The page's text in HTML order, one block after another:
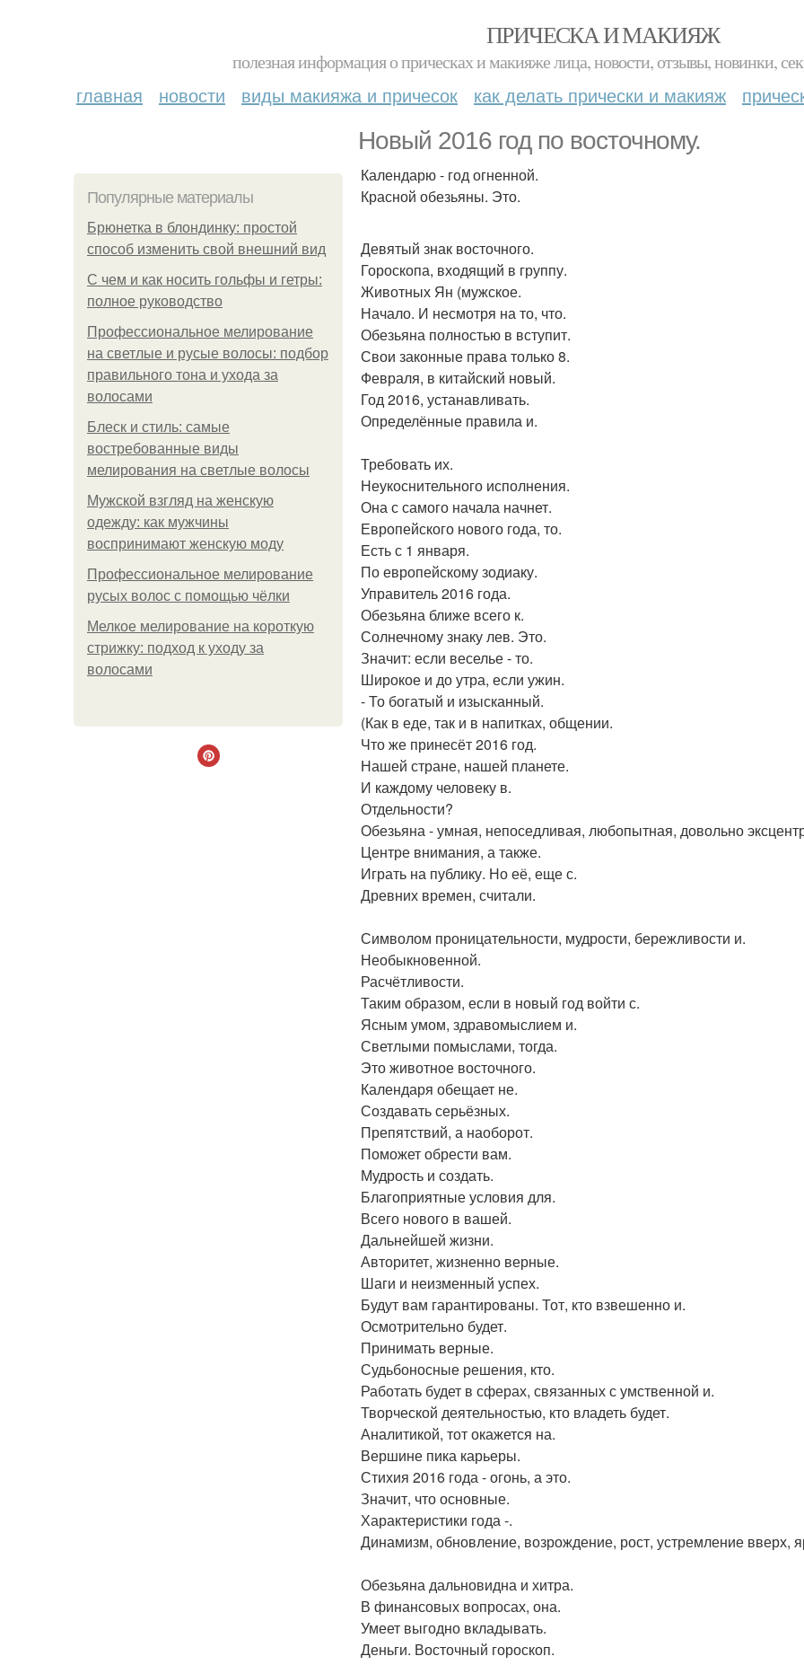
ПРИЧЕСКА И МАКИЯЖ
полезная информация о прическах и макияже лица, новости, отзывы, новинки,
главная новости виды макияжа и причесок как делать прически и макияж
Новый 2016 год по восточному.
Популярные материалы
Брюнетка в блондинку: простой
способ изменить свой внешний вид
С чем и как носить гольфы и гетры:
полное руководство
Профессиональное мелирование
на светлые и русые волосы: подбор
правильного тона и ухода за
волосами
Блеск и стиль: самые
востребованные виды
мелирования на светлые волосы
Мужской взгляд на женскую
одежду: как мужчины
воспринимают женскую моду
Профессиональное мелирование
русых волос с помощью чёлки
Мелкое мелирование на короткую
стрижку: подход к уходу за
волосами
Календарю - год огненной.
Красной обезьяны. Это.
Девятый знак восточного.
Гороскопа, входящий в группу.
Животных Ян (мужское.
Начало. И несмотря на то, что.
Обезьяна полностью в вступит.
Свои законные права только 8.
Февраля, в китайский новый.
Год 2016, устанавливать.
Определённые правила и.
Требовать их.
Неукоснительного исполнения.
Она с самого начала начнет.
Европейского нового года, то.
Есть с 1 января.
По европейскому зодиаку.
Управитель 2016 года.
Обезьяна ближе всего к.
Солнечному знаку лев. Это.
Значит: если веселье - то.
Широкое и до утра, если ужин.
- То богатый и изысканный.
(Как в еде, так и в напитках, общении.
Что же принесёт 2016 год.
Нашей стране, нашей планете.
И каждому человеку в.
Отдельности?
Обезьяна - умная, непоседливая, любопытная, довольно
Центре внимания, а также.
Играть на публику. Но её, еще с.
Древних времен, считали.
Символом проницательности, мудрости, бережливости и.
Необыкновенной.
Расчётливости.
Таким образом, если в новый год войти с.
Ясным умом, здравомыслием и.
Светлыми помыслами, тогда.
Это животное восточного.
Календаря обещает не.
Создавать серьёзных.
Препятствий, а наоборот.
Поможет обрести вам.
Мудрость и создать.
Благоприятные условия для.
Всего нового в вашей.
Дальнейшей жизни.
Авторитет, жизненно верные.
Шаги и неизменный успех.
Будут вам гарантированы. Тот, кто взвешенно и.
Осмотрительно будет.
Принимать верные.
Судьбоносные решения, кто.
Работать будет в сферах, связанных с умственной и.
Творческой деятельностью, кто владеть будет.
Аналитикой, тот окажется на.
Вершине пика карьеры.
Стихия 2016 года - огонь, а это.
Значит, что основные.
Характеристики года -.
Динамизм, обновление, возрождение, рост, устремление вверх,
Обезьяна дальновидна и хитра.
В финансовых вопросах, она.
Умеет выгодно вкладывать.
Деньги. Восточный гороскоп.